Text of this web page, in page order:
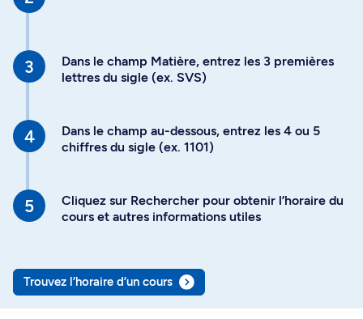
Dans le champ Matière, entrez les 3 premières
lettres du sigle (ex. SVS)
Dans le champ au-dessous, entrez les 4 ou 5
chiffres du sigle (ex. 1101)
Cliquez sur Rechercher pour obtenir l’horaire du
cours et autres informations utiles
Trouvez l’horaire d’un cours